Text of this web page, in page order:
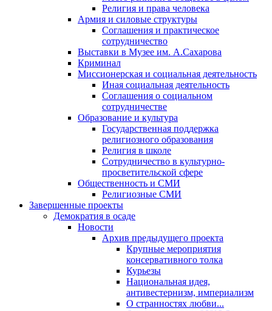
Религия и права человека
Армия и силовые структуры
Соглашения и практическое
сотрудничество
Выставки в Музее им. А.Сахарова
Криминал
Миссионерская и социальная деятельность
Иная социальная деятельность
Соглашения о социальном
сотрудничестве
Образование и культура
Государственная поддержка
религиозного образования
Религия в школе
Сотрудничество в культурно-
просветительской сфере
Общественность и СМИ
Религиозные СМИ
Завершенные проекты
Демократия в осаде
Новости
Архив предыдущего проекта
Крупные мероприятия
консервативного толка
Курьезы
Национальная идея,
антивестернизм, империализм
О странностях любви...